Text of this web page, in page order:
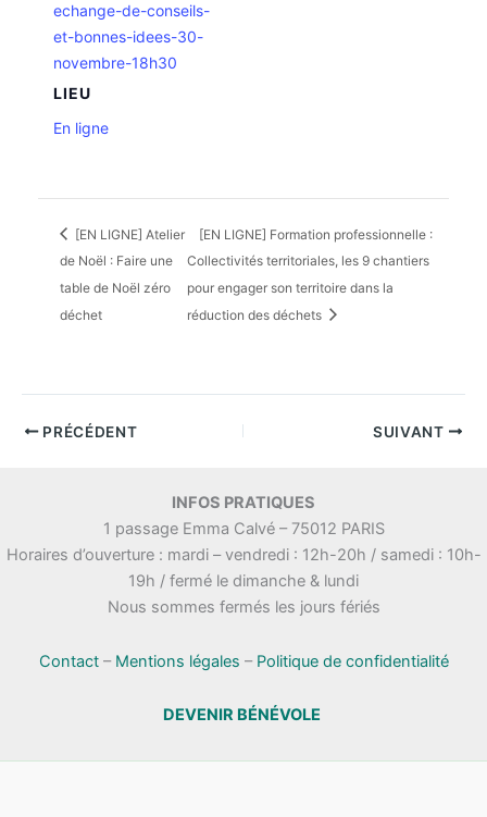
echange-de-conseils-
et-bonnes-idees-30-
novembre-18h30
LIEU
En ligne
[EN LIGNE] Atelier
de Noël : Faire une
table de Noël zéro
déchet
[EN LIGNE] Formation professionnelle :
Collectivités territoriales, les 9 chantiers
pour engager son territoire dans la
réduction des déchets
PRÉCÉDENT SUIVANT
INFOS PRATIQUES
1 passage Emma Calvé – 75012 PARIS
Horaires d’ouverture : mardi – vendredi : 12h-20h / samedi : 10h-
19h / fermé le dimanche & lundi
Nous sommes fermés les jours fériés
Contact– Mentions légales – Politique de confidentialité
DEVENIR BÉNÉVOLE